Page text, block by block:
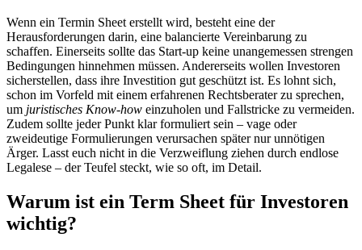
Wenn ein Termin Sheet erstellt wird, besteht eine der
Herausforderungen darin, eine balancierte Vereinbarung zu
schaffen. Einerseits sollte das Start-up keine unangemessen strengen
Bedingungen hinnehmen müssen. Andererseits wollen Investoren
sicherstellen, dass ihre Investition gut geschützt ist. Es lohnt sich,
schon im Vorfeld mit einem erfahrenen Rechtsberater zu sprechen,
um juristisches Know-how einzuholen und Fallstricke zu vermeiden.
Zudem sollte jeder Punkt klar formuliert sein – vage oder
zweideutige Formulierungen verursachen später nur unnötigen
Ärger. Lasst euch nicht in die Verzweiflung ziehen durch endlose
Legalese – der Teufel steckt, wie so oft, im Detail.
Warum ist ein Term Sheet für Investoren
wichtig?